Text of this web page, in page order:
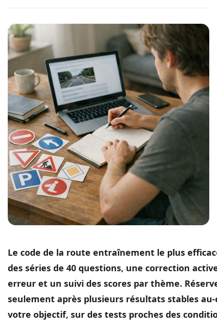
Le code de la route entraînement le plus
des séries de 40 questions, une correction
erreur et un suivi des scores par thème.
seulement après plusieurs résultats stables au-
votre objectif, sur des tests proches des